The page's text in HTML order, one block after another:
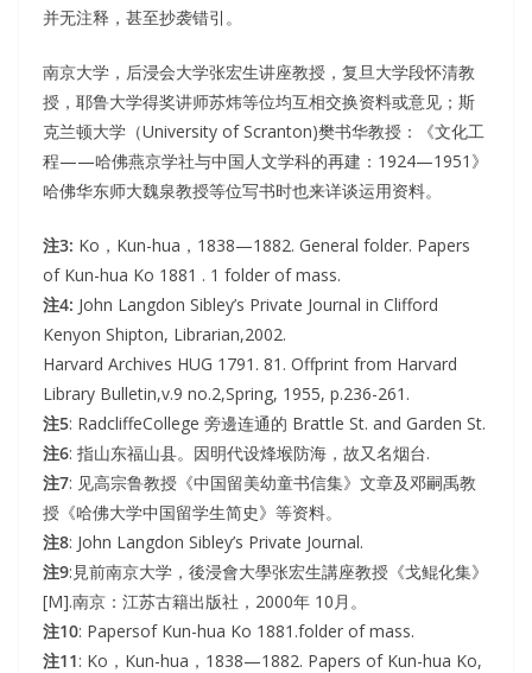
并无注释，甚至抄袭错引。
南京大学，后浸会大学张宏生讲座教授，复旦大学段怀清教
授，耶鲁大学得奖讲师苏炜等位均互相交换资料或意见；斯
克兰顿大学（University of Scranton)樊书华教授：《文化工
程——哈佛燕京学社与中国人文学科的再建：1924—1951》
哈佛华东师大魏泉教授等位写书时也来详谈运用资料。
注3: Ko，Kun-hua，1838—1882. General folder. Papers
of Kun-hua Ko 1881 . 1 folder of mass.
注4: John Langdon Sibley’s Private Journal in Clifford
Kenyon Shipton, Librarian,2002.
Harvard Archives HUG 1791. 81. Offprint from Harvard
Library Bulletin,v.9 no.2,Spring, 1955, p.236-261.
注5: RadcliffeCollege 旁邊连通的 Brattle St. and Garden St.
注6: 指山东福山县。因明代设烽堠防海，故又名烟台.
注7: 见高宗鲁教授《中国留美幼童书信集》文章及邓嗣禹教
授《哈佛大学中国留学生简史》等资料。
注8: John Langdon Sibley’s Private Journal.
注9:見前南京大学，後浸會大學张宏生講座教授《戈鲲化集》
[M].南京：江苏古籍出版社，2000年 10月。
注10: Papersof Kun-hua Ko 1881.folder of mass.
注11: Ko，Kun-hua，1838—1882. Papers of Kun-hua Ko,